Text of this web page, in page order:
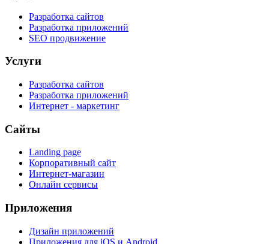
Разработка сайтов
Разработка приложений
SEO продвижение
Услуги
Разработка сайтов
Разработка приложений
Интернет - маркетинг
Сайты
Landing page
Корпоративный сайт
Интернет-магазин
Онлайн сервисы
Приложения
Дизайн приложений
Приложения для iOS и Android